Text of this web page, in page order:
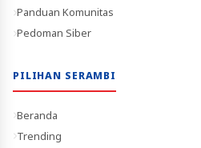
Panduan Komunitas
Pedoman Siber
PILIHAN SERAMBI
Beranda
Trending